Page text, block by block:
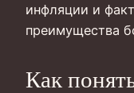
инфляции и
преимущества
Как